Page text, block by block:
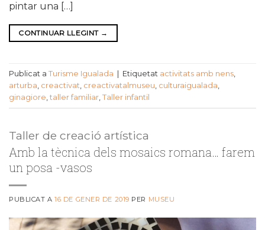
pintar una […]
CONTINUAR LLEGINT →
Publicat a Turisme Igualada | Etiquetat activitats amb nens
arturba creactivat creactivatalmuseu culturaigualada
ginagiore taller familiar Taller infantil
Taller de creació artística
Amb la tècnica dels mosaics romana… farem
un posa -vasos
PUBLICAT A16 DE GENER DE 2019 PER MUSEU